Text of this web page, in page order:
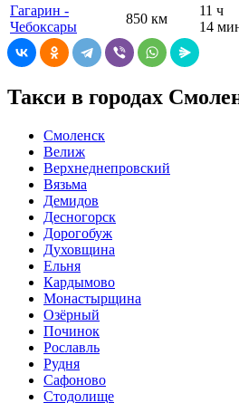
Гагарин -
Чебоксары
850 км
11 ч
14
Такси в городах
Смоленск
Велиж
Верхнеднепровский
Вязьма
Демидов
Десногорск
Дорогобуж
Духовщина
Ельня
Кардымово
Монастырщина
Озёрный
Починок
Рославль
Рудня
Сафоново
Стодолище